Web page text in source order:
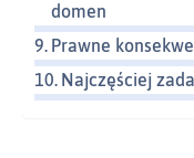
domen
Prawne
Najczęściej